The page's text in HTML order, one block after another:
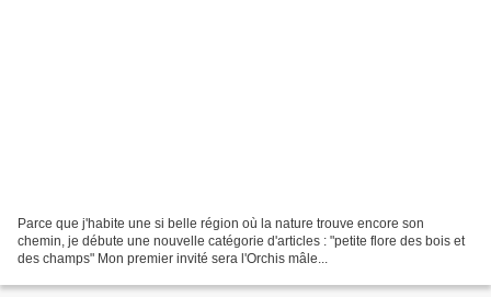
Parce que j'habite une si belle région où la nature trouve encore son
chemin, je débute une nouvelle catégorie d'articles : "petite flore des bois et
des champs" Mon premier invité sera l'Orchis mâle...